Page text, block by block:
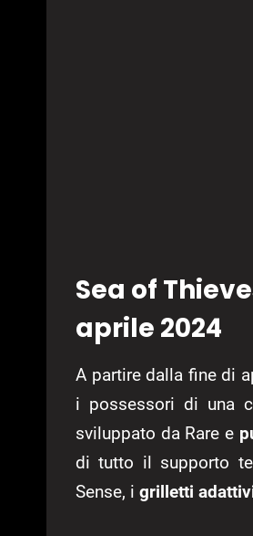
Sea of
aprile 2024
A partire dalla fine di
i possessori di una
sviluppato da Rare e
di tutto il supporto
Sense, i grilletti